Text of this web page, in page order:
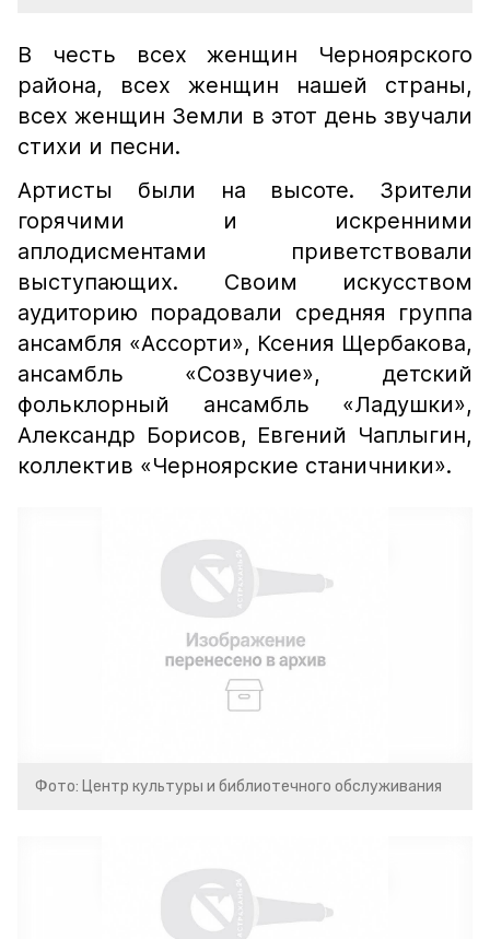
В честь всех женщин Черноярского
района, всех женщин нашей страны,
всех женщин Земли в этот день звучали
стихи и песни.
Артисты были на высоте. Зрители
горячими и искренними
аплодисментами приветствовали
выступающих. Своим искусством
аудиторию порадовали средняя группа
ансамбля «Ассорти», Ксения Щербакова,
ансамбль «Созвучие», детский
фольклорный ансамбль «Ладушки»,
Александр Борисов, Евгений Чаплыгин,
коллектив «Черноярские станичники».
Фото: Центр культуры и библиотечного обслуживания